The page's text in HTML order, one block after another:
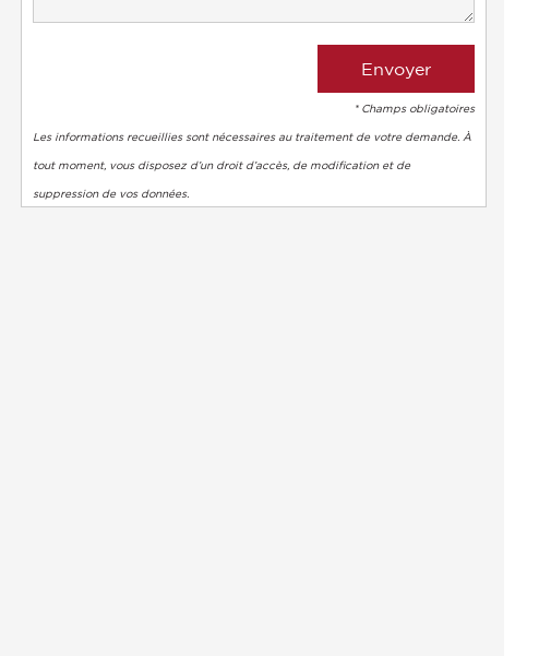
* Champs obligatoires
Les informations recueillies sont nécessaires au traitement de votre demande. À
tout moment, vous disposez d’un droit d’accès, de modification et de
suppression de vos données.